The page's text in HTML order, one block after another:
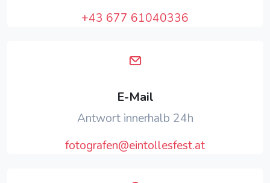
+43 677 61040336
E-Mail
Antwort innerhalb 24h
fotografen@eintollesfest.at